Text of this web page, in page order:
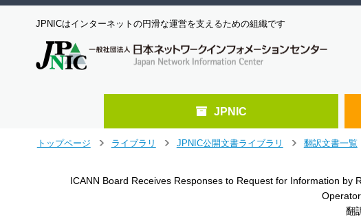
JPNICはインターネットの円滑な運営を支えるための組織です
JPNIC
トップページ
ライブラリ
JPNIC公開文書ライブラリ
翻訳文書一覧
ICANN Board Receives Responses to Request for Information
翻